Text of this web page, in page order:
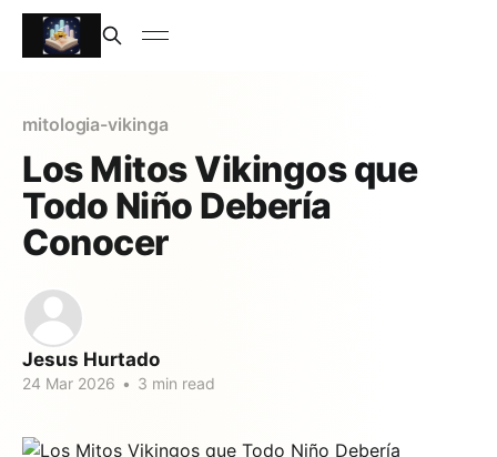
mitologia-vikinga
Los Mitos Vikingos que
Todo Niño Debería
Conocer
Jesus Hurtado
24 Mar 2026 • 3 min read